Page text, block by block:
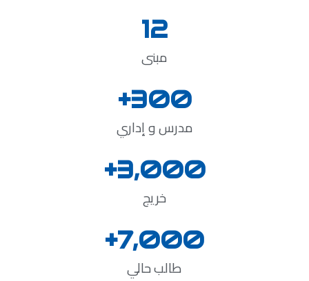
مبنى
12
مدرس و إداري
300
+
خريج
3,000
+
طالب حالي
7,000
+